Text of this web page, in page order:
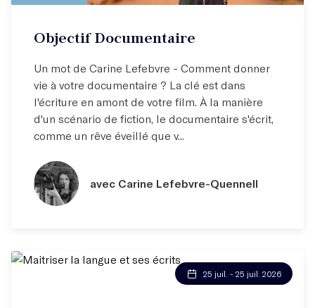
Objectif Documentaire
Un mot de Carine Lefebvre - Comment donner
vie à votre documentaire ? La clé est dans
l'écriture en amont de votre film. À la manière
d'un scénario de fiction, le documentaire s'écrit,
comme un rêve éveillé que v...
avec Carine Lefebvre-Quennell
25 juil. - 25 juil. 2026